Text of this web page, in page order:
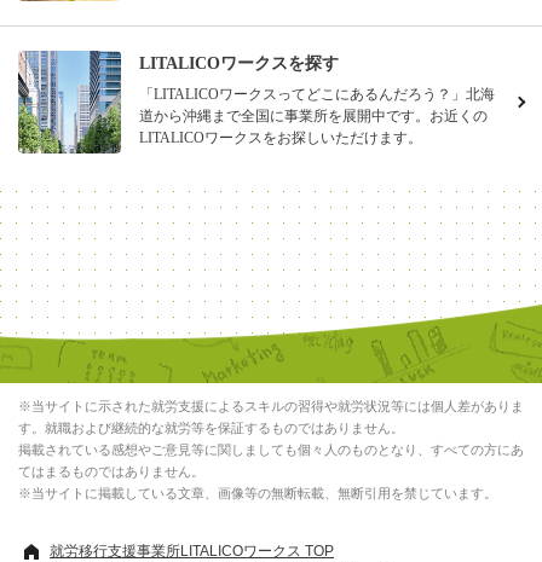
LITALICOワークスを探す
「LITALICOワークスってどこにあるんだろう？」北海
道から沖縄まで全国に事業所を展開中です。お近くの
LITALICOワークスをお探しいただけます。
※当サイトに示された就労支援によるスキルの習得や就労状況等には個人差がありま
す。就職および継続的な就労等を保証するものではありません。
掲載されている感想やご意見等に関しましても個々人のものとなり、すべての方にあ
てはまるものではありません。
※当サイトに掲載している文章、画像等の無断転載、無断引用を禁じています。
就労移行支援事業所LITALICOワークス TOP